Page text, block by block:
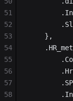
	},
51
52
53
54
55
56
57
58